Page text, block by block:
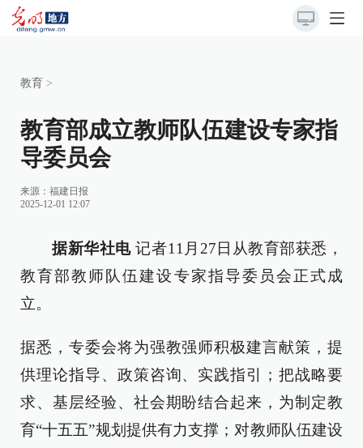
教育 >
教育部成立教师队伍建设专家指
导委员会
来源： 福建日报
2025-12-01 12:07
据新华社电记者11月27日从教育部获悉，
教育部教师队伍建设专家指导委员会正式成
立。
据悉，专委会将为强教强师积极建言献策，提
供理论指导、政策咨询、实践指引；把战略要
求、基层经验、社会期盼结合起来，为制定教
育“十五五”规划提供有力支撑；对教师队伍建设